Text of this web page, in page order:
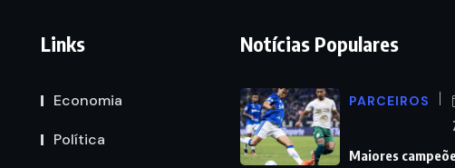
Links
Economia
Política
Notícias Populares
PARCEIROS
Maiores